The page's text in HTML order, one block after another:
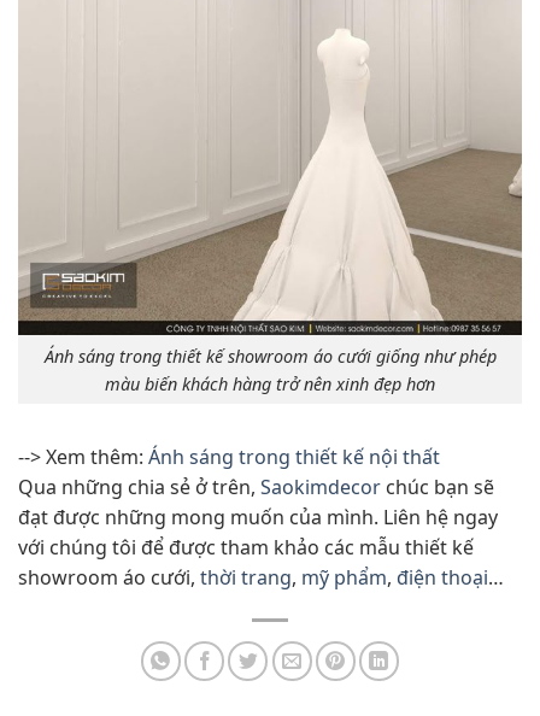
Ánh sáng trong thiết kế showroom áo cưới giống như phép
màu biến khách hàng trở nên xinh đẹp hơn
--> Xem thêm: Ánh sáng trong thiết kế nội thất
Qua những chia sẻ ở trên, Saokimdecor chúc bạn sẽ
đạt được những mong muốn của mình. Liên hệ ngay
với chúng tôi để được tham khảo các mẫu thiết kế
showroom áo cưới, thời trang, mỹ phẩm, điện thoại…